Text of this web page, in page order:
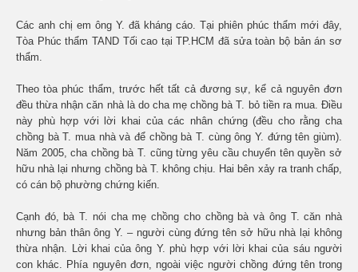
Các anh chị em ông Y. đã kháng cáo. Tại phiên phúc thẩm mới đây,
Tòa Phúc thẩm TAND Tối cao tại TP.HCM đã sửa toàn bộ bản án sơ
thẩm.
Theo tòa phúc thẩm, trước hết tất cả đương sự, kể cả nguyên đơn
đều thừa nhận căn nhà là do cha mẹ chồng bà T. bỏ tiền ra mua. Điều
này phù hợp với lời khai của các nhân chứng (đều cho rằng cha
chồng bà T. mua nhà và để chồng bà T. cùng ông Y. đứng tên giùm).
Năm 2005, cha chồng bà T. cũng từng yêu cầu chuyển tên quyền sở
hữu nhà lại nhưng chồng bà T. không chịu. Hai bên xảy ra tranh chấp,
có cán bộ phường chứng kiến.
Cạnh đó, bà T. nói cha mẹ chồng cho chồng bà và ông T. căn nhà
nhưng bản thân ông Y. – người cùng đứng tên sở hữu nhà lại không
thừa nhận. Lời khai của ông Y. phù hợp với lời khai của sáu người
con khác. Phía nguyên đơn, ngoài việc người chồng đứng tên trong